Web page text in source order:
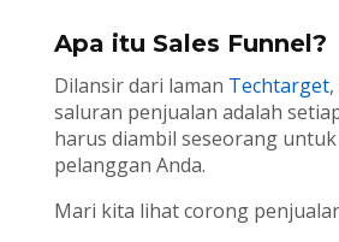
Apa itu Sales Funnel?
Dilansir dari laman Techtarget,
saluran penjualan adalah
harus diambil seseorang
pelanggan Anda.
Mari kita lihat corong